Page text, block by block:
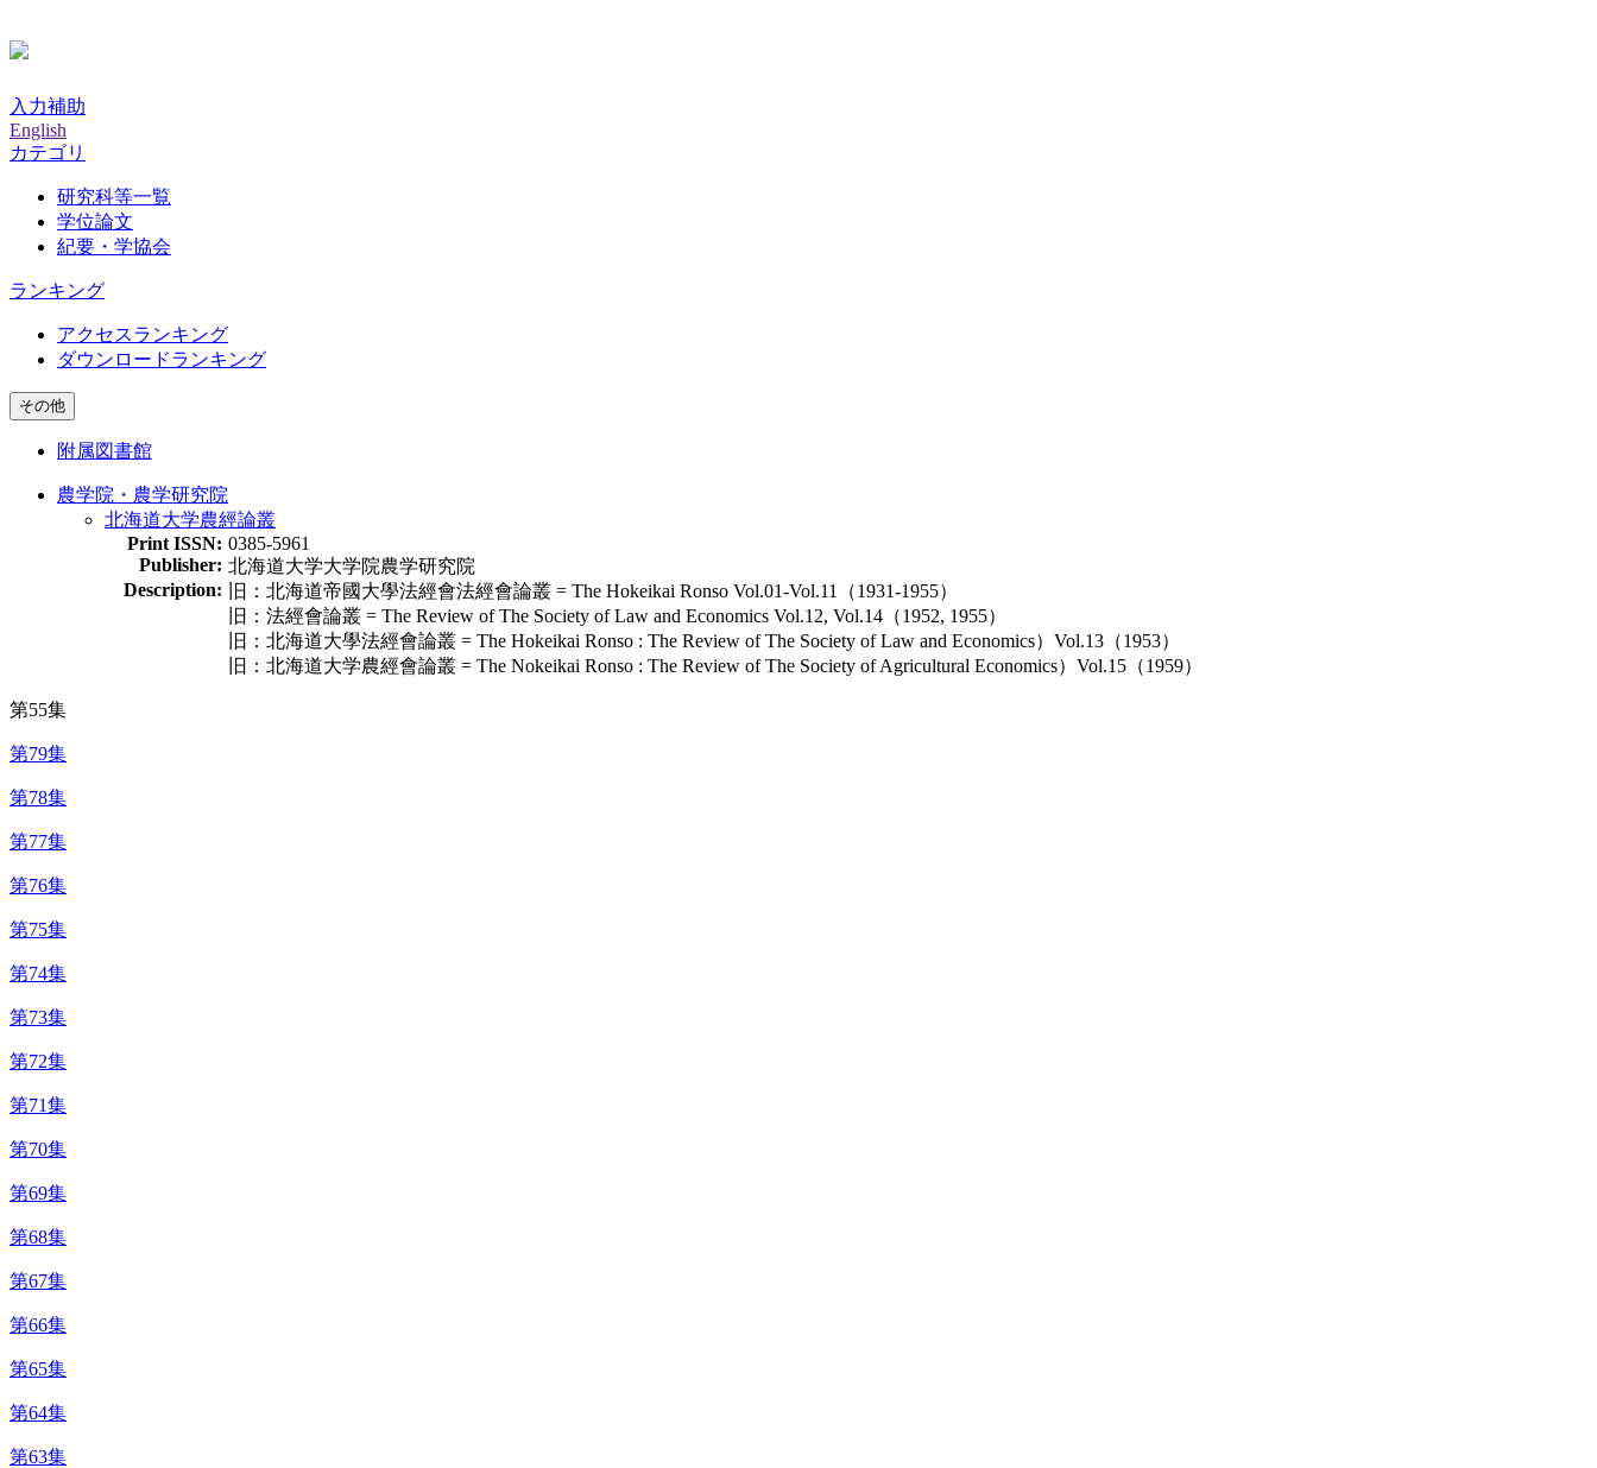
入力補助
English
カテゴリ
研究科等一覧
学位論文
紀要・学協会
ランキング
アクセスランキング
ダウンロードランキング
その他
附属図書館
農学院・農学研究院
北海道大学農經論叢
Print ISSN: 0385-5961
Publisher: 北海道大学大学院農学研究院
Description:
旧：北海道帝國大學法經會法經會論叢 = The Hokeikai Ronso Vol.01-Vol.11（1931-1955）
旧：法經會論叢 = The Review of The Society of Law and Economics Vol.12, Vol.14（1952, 1955）
旧：北海道大學法經會論叢 = The Hokeikai Ronso : The Review of The Society of Law and Economics）Vol.13（1953）
旧：北海道大学農經會論叢 = The Nokeikai Ronso : The Review of The Society of Agricultural Economics）Vol.15（1959）
第55集
第79集
第78集
第77集
第76集
第75集
第74集
第73集
第72集
第71集
第70集
第69集
第68集
第67集
第66集
第65集
第64集
第63集